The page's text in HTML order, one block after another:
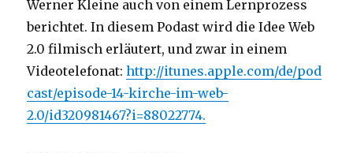
Werner Kleine auch von einem Lernprozess
berichtet. In diesem Podast wird die Idee Web
2.0 filmisch erläutert, und zwar in einem
Videotelefonat:http://itunes.apple.com/de/pod
cast/episode-14-kirche-im-web-
2.0/id320981467?i=88022774.